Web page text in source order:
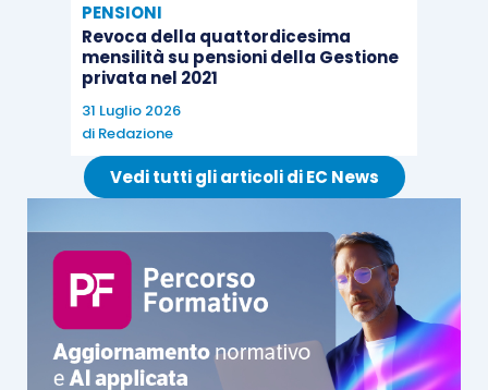
PENSIONI
Revoca della quattordicesima
mensilità su pensioni della Gestione
privata nel 2021
31 Luglio 2026
di Redazione
Vedi tutti gli articoli di EC News